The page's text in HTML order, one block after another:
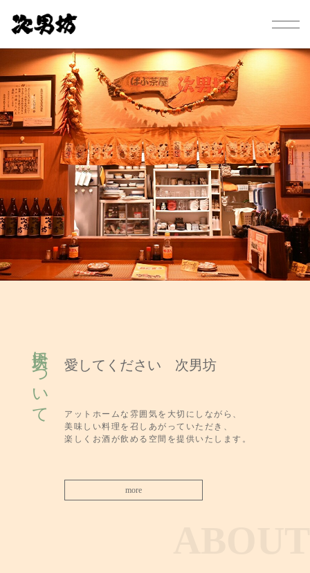
次男坊について 愛してください 次男坊
アットホームな雰囲気を大切にしながら、
美味しい料理を召しあがっていただき、
楽しくお酒が飲める空間を提供いたします。
more